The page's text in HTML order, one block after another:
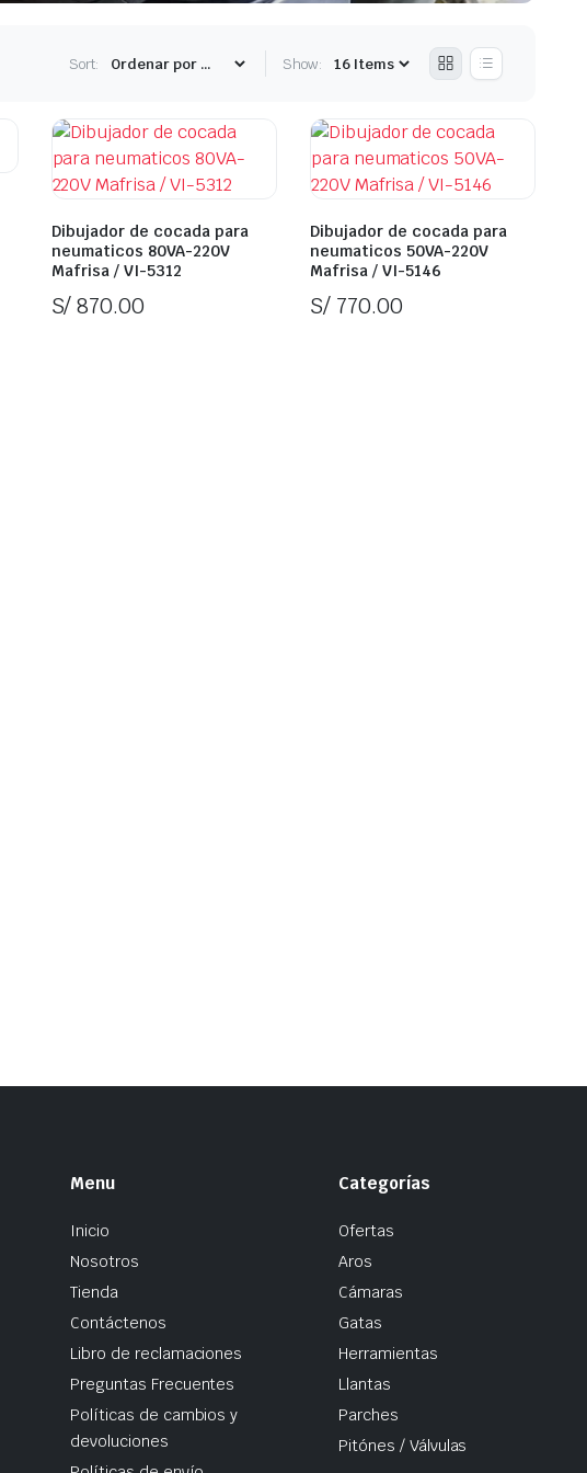
Sort: Show:
Dibujador de cocada para
neumaticos 80VA-220V
Mafrisa / VI-5312
S/870.00
Dibujador de cocada para
neumaticos 50VA-220V
Mafrisa / VI-5146
S/770.00
Menu
Inicio
Nosotros
Tienda
Contáctenos
Libro de reclamaciones
Preguntas Frecuentes
Políticas de cambios y
devoluciones
Categorías
Ofertas
Aros
Cámaras
Gatas
Herramientas
Llantas
Parches
Pitónes / Válvulas